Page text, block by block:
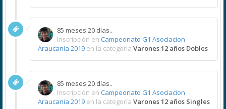
85 meses 20 días..
Inscripción en Campeonato G1 Asociacion
Araucania 2019 en la categoría Varones 12 años Dobles
85 meses 20 días..
Inscripción en Campeonato G1 Asociacion
Araucania 2019 en la categoría Varones 12 años Singles